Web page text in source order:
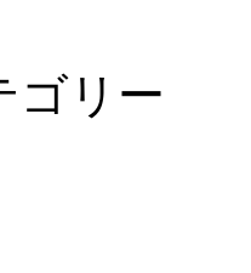
ゴリー